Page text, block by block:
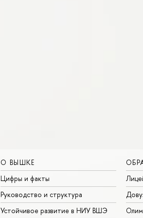
О ВЫШКЕ
Цифры и факты
Руководство и структура
Устойчивое развитие в НИУ ВШЭ